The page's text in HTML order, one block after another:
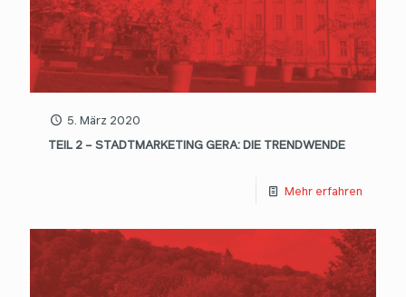
5. März 2020
TEIL 2 – STADTMARKETING GERA: DIE TRENDWENDE
Mehr erfahren